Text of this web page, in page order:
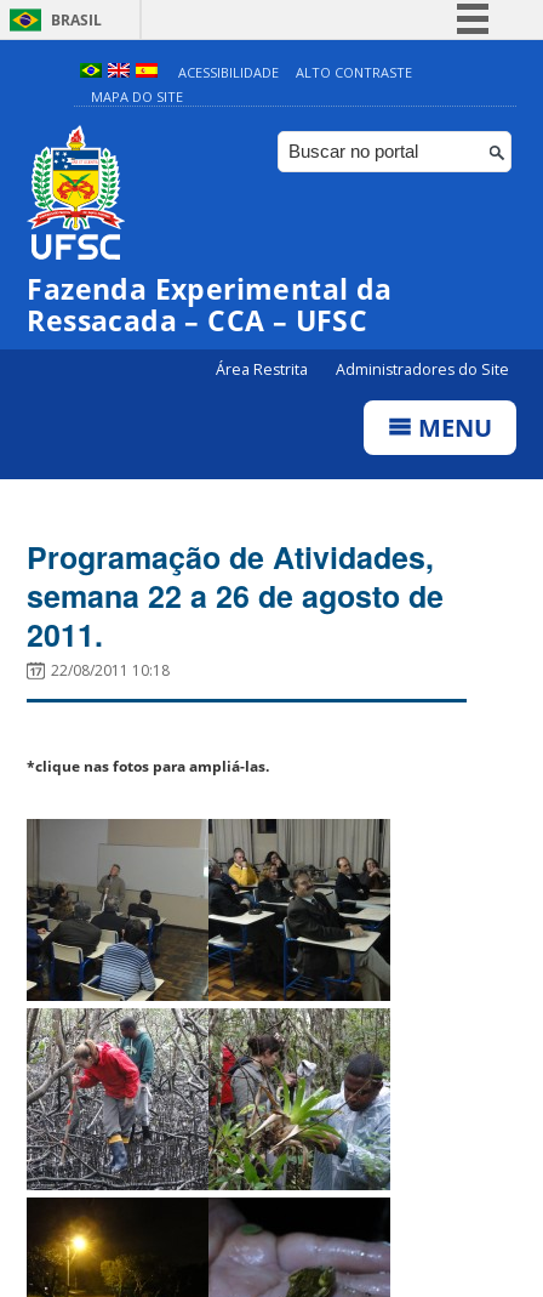
BRASIL
Simplifique!
Comunica BR
Participe
ACESSIBILIDADE
ALTO CONTRASTE
MAPA DO SITE
Fazenda Experimental da
Ressacada – CCA – UFSC
Área Restrita Administradores do Site
MENU
Programação de Atividades,
semana 22 a 26 de agosto de
2011.
22/08/2011 10:18
*clique nas fotos para ampliá-las.